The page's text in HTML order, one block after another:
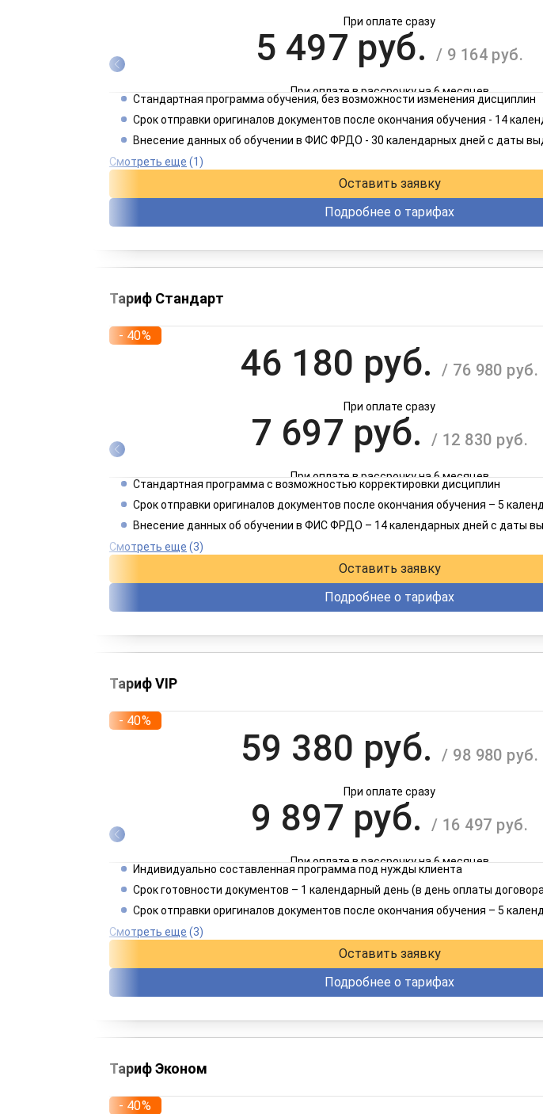
При оплате сразу
5 497 руб. / 9 164 руб.
При оплате в рассрочку на 6 месяцев
2 749 руб./ 4 582 руб.
Стандартная программа обучения, без возможности изменения дисциплин
Срок отправки оригиналов документов после окончания обучения - 14
Внесение данных об обучении в ФИС ФРДО - 30 календарных дней с даты
Смотреть еще (1)
Оставить заявку
Подробнее о тарифах
Тариф Стандарт
- 40%
46 180 руб./ 76 980 руб.
При оплате сразу
7 697 руб./ 12 830 руб.
При оплате в рассрочку на 6 месяцев
3 849 руб./ 6 415 руб.
Стандартная программа с возможностью корректировки дисциплин
Срок отправки оригиналов документов после окончания обучения – 5
Внесение данных об обучении в ФИС ФРДО – 14 календарных дней с даты
Смотреть еще (3)
Оставить заявку
Подробнее о тарифах
Тариф VIP
- 40%
59 380 руб./ 98 980 руб.
При оплате сразу
9 897 руб./ 16 497 руб.
При оплате в рассрочку на 6 месяцев
4 949 руб./ 8 249 руб.
Индивидуально составленная программа под нужды клиента
Срок готовности документов – 1 календарный день (в день оплаты
Срок отправки оригиналов документов после окончания обучения – 5
Смотреть еще (3)
Оставить заявку
Подробнее о тарифах
Тариф Эконом
- 40%